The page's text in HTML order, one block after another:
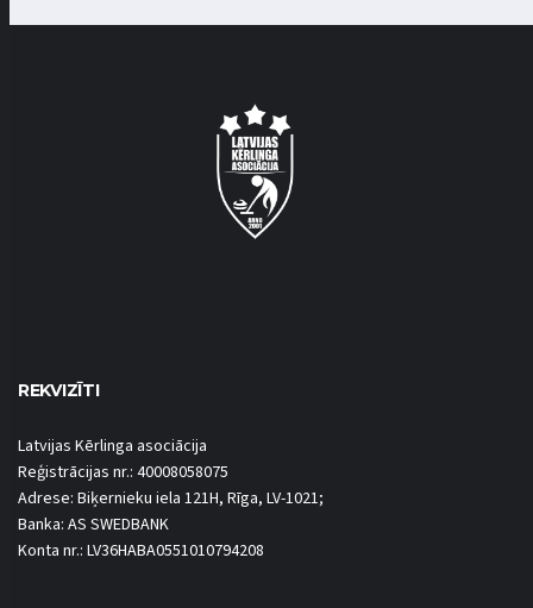
REKVIZĪTI
Latvijas Kērlinga asociācija
Reģistrācijas nr.: 40008058075
Adrese: Biķernieku iela 121H, Rīga, LV-1021;
Banka: AS SWEDBANK
Konta nr.: LV36HABA0551010794208